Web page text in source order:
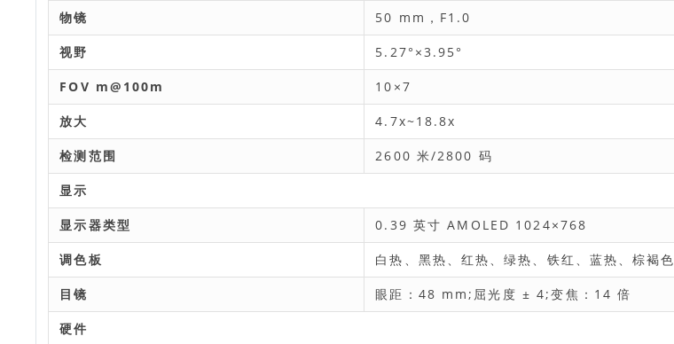
物镜 50 mm，F1.0
视野 5.27°×3.95°
FOV m@100m 10×7
放大 4.7x~18.8x
检测范围 2600 米/2800 码
显示
显示器类型 0.39 英寸 AMOLED 1024×768
调色板 白热、黑热、红热、绿热、铁红、蓝热、棕褐色
目镜 眼距：48 mm;屈光度 ± 4;变焦：14 倍
硬件